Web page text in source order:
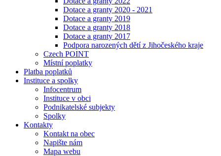
Dotace a granty 2020 - 2021
Dotace a granty 2019
Dotace a granty 2018
Dotace a granty 2017
Podpora narozených dětí z Jihočeského kraje
Czech POINT
Místní poplatky
Platba poplatků
Instituce a spolky
Infocentrum
Instituce v obci
Podnikatelské subjekty
Spolky
Kontakty
Kontakt na obec
Napište nám
Mapa webu